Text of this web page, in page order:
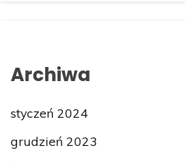
Archiwa
styczeń 2024
grudzień 2023